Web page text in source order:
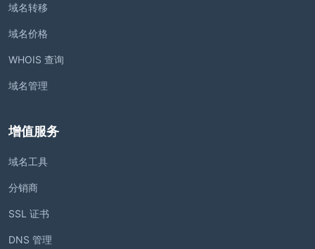
域名转移
域名价格
WHOIS 查询
域名管理
增值服务
域名工具
分销商
SSL 证书
DNS 管理